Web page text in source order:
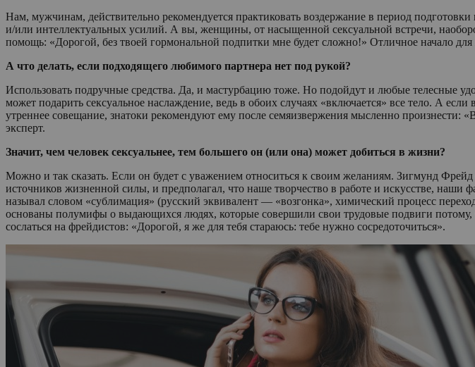
Нам, мужчинам, действительно рекомендуется практиковать воздержание в период
и/или интеллектуальных усилий. А вы, женщины, от насыщенной сексуальной встречи,
помощь: «Дорогой, без твоей гормональной подпитки мне будет сложно!» Отличное начало
А что делать, если подходящего ­любимого партнера нет под рукой?
Использовать подручные средства. Да, и мастурбацию тоже. Но подойдут и любые телесные
может подарить сексуальное наслаждение, ведь в обоих случаях «включается» все тело. А
утреннее совещание, знатоки рекомендуют ему после семяизвержения мысленно произнести:
эксперт.
Значит, чем человек сексуальнее, тем большего он (или она) может добиться в жизни?
Можно и так сказать. Если он будет с уважением относиться к своим желаниям. Зигмунд
источников жизненной силы, и предполагал, что наше творчество в работе и искусстве,
называл словом «сублимация» (русский эквивалент — «возгонка», химический процесс
основаны полумифы о выдающихся людях, которые совершили свои трудовые подвиги
сослаться на фрейдистов: «Дорогой, я же для тебя стараюсь: тебе нужно сосредоточиться».